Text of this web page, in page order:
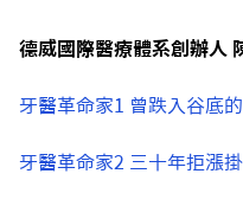
德威國際醫療體系創辦人
牙醫革命家1 曾跌入谷底
牙醫革命家2 三十年拒漲